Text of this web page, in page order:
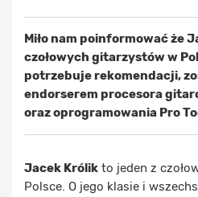
Miło nam poinformować że
czołowych gitarzystów w
potrzebuje rekomendacji,
endorserem procesora
oraz oprogramowania Pro
Jacek Królik to jeden z
Polsce. O jego klasie i